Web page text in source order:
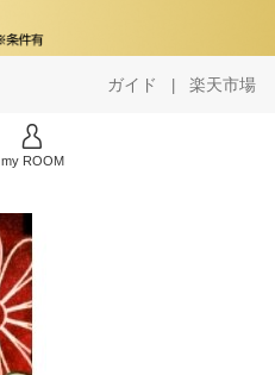
ガイド | 楽天市場
my ROOM